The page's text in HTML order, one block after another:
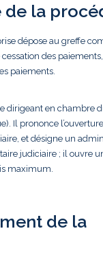
de la
dépose au greffe
des
paiements.
dirigeant en chambre
Il prononce
et désigne un
judiciaire ; il ouvre
maximum.
de la